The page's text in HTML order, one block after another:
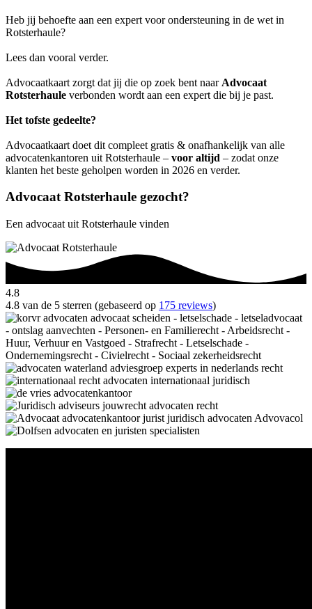
Heb jij behoefte aan een expert voor ondersteuning in de wet in
Rotsterhaule?
Lees dan vooral verder.
Advocaatkaart zorgt dat jij die op zoek bent naar Advocaat
Rotsterhaule verbonden wordt aan een expert die bij je past.
Het tofste gedeelte?
Advocaatkaart doet dit compleet gratis & onafhankelijk van alle
advocatenkantoren uit Rotsterhaule – voor altijd – zodat onze
klanten het beste geholpen worden in 2026 en verder.
Advocaat Rotsterhaule gezocht?
Een advocaat uit Rotsterhaule vinden
4.8
4.8 van de 5 sterren (gebaseerd op 175 reviews)